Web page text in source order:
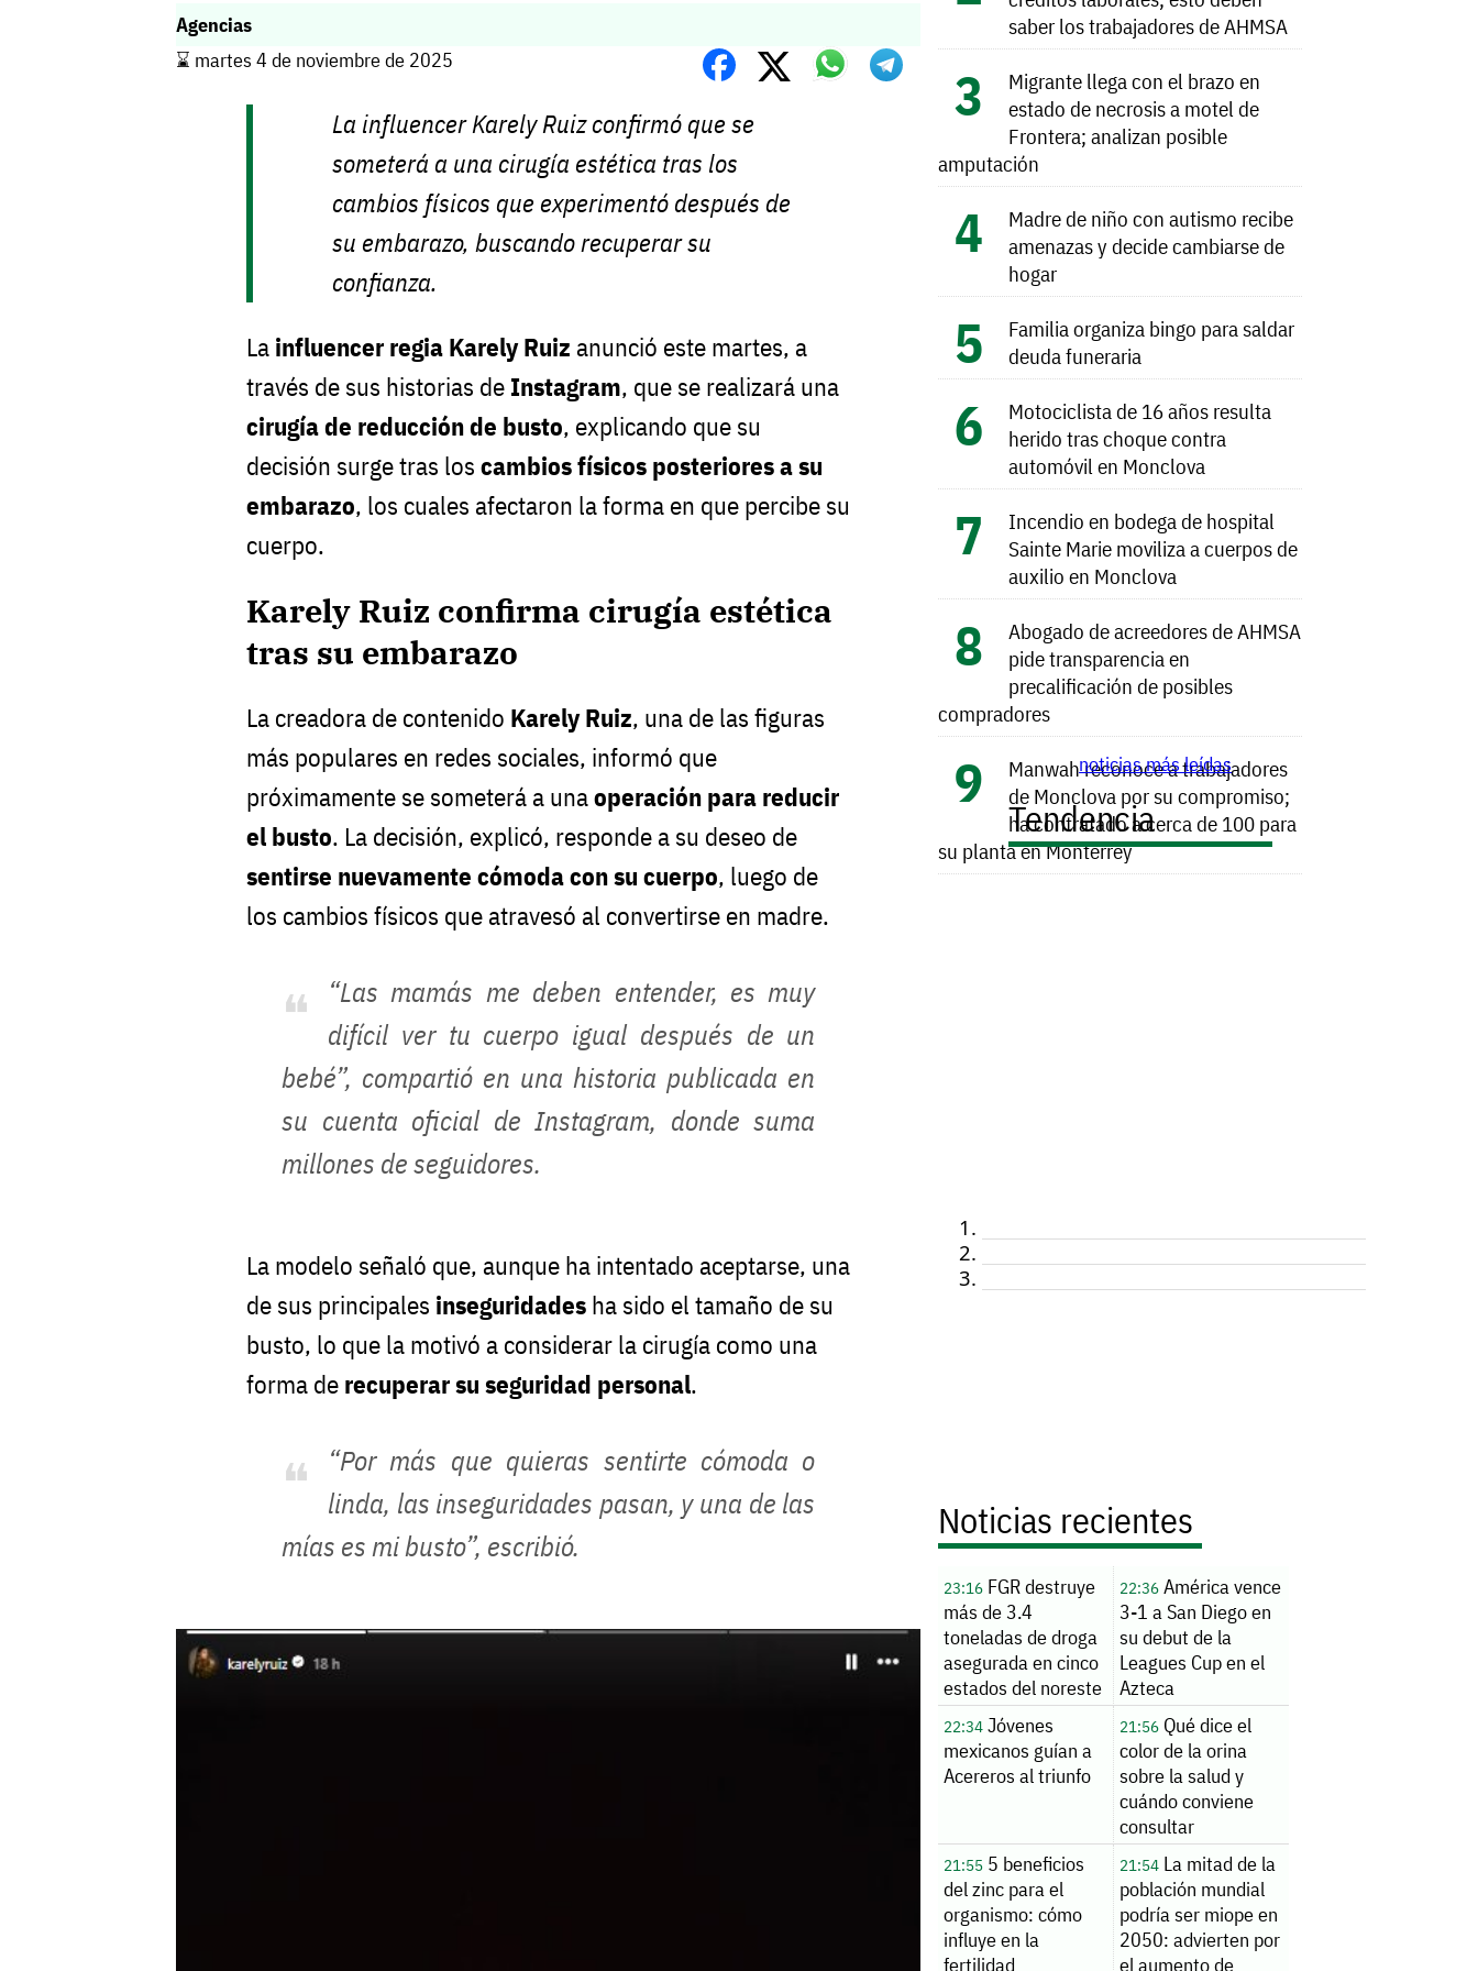
Agencias
⌛️ martes 4 de noviembre de 2025
La influencer Karely Ruiz confirmó que se
someterá a una cirugía estética tras los
cambios físicos que experimentó después de
su embarazo, buscando recuperar su
confianza.
La influencer regia Karely Ruiz anunció este martes, a
través de sus historias de Instagram, que se realizará una
cirugía de reducción de busto, explicando que su
decisión surge tras los cambios físicos posteriores a su
embarazo, los cuales afectaron la forma en que percibe su
cuerpo.
Karely Ruiz confirma cirugía estética
tras su embarazo
La creadora de contenido Karely Ruiz, una de las figuras
más populares en redes sociales, informó que
próximamente se someterá a unaoperación para reducir
el busto. La decisión, explicó, responde a su deseo de
sentirse nuevamente cómoda con su cuerpo, luego de
los cambios físicos que atravesó al convertirse en madre.
“Las mamás me deben entender, es muy
difícil ver tu cuerpo igual después de un
bebé”, compartió en una historia publicada en
su cuenta oficial de Instagram, donde suma
millones de seguidores.
La modelo señaló que, aunque ha intentado aceptarse, una
de sus principales inseguridades ha sido el tamaño de su
busto, lo que la motivó a considerar la cirugía como una
forma de recuperar su seguridad personal.
“Por más que quieras sentirte cómoda o
linda, las inseguridades pasan, y una de las
mías es mi busto”, escribió.
saber los trabajadores de AHMSA
Migrante llega con el brazo en
estado de necrosis a motel de
Frontera; analizan posible
amputación
Madre de niño con autismo recibe
amenazas y decide cambiarse de
hogar
Familia organiza bingo para saldar
deuda funeraria
Motociclista de 16 años resulta
herido tras choque contra
automóvil en Monclova
Incendio en bodega de hospital
Sainte Marie moviliza a cuerpos de
auxilio en Monclova
Abogado de acreedores de AHMSA
pide transparencia en
precalificación de posibles
compradores
Manwah reconoce a trabajadores
de Monclova por su compromiso;
ha contratado a cerca de 100 para
su planta en Monterrey
noticias más leídas
Tendencia
Noticias recientes
23:16 FGR destruye
más de 3.4
toneladas de droga
asegurada en cinco
estados del noreste
22:36América vence
3-1 a San Diego en
su debut de la
Leagues Cup en el
Azteca
22:34 Jóvenes
mexicanos guían a
Acereros al triunfo
21:56Qué dice el
color de la orina
sobre la salud y
cuándo conviene
consultar
21:55 5 beneficios
del zinc para el
organismo: cómo
influye en la
fertilidad
21:54La mitad de la
población mundial
podría ser miope en
2050: advierten por
el aumento de